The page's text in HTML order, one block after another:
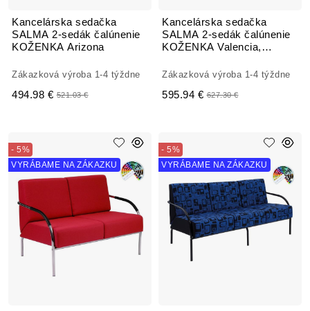
Kancelárska sedačka
SALMA 2-sedák čalúnenie
KOŽENKA Arizona
Zákazková výroba 1-4 týždne
494.98 € 521.03 €
Kancelárska sedačka
SALMA 2-sedák čalúnenie
KOŽENKA Valencia,
Zákazková výroba 1-4 týždne
595.94 € 627.30 €
- 5%
VYRÁBAME NA ZÁKAZKU
- 5%
VYRÁBAME NA ZÁKAZKU